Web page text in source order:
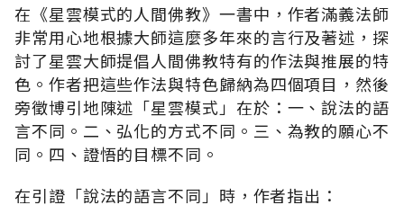
在《星雲模式的人間佛教》一書中，作者滿義法師
非常用心地根據大師這麼多年來的言行及著述，探
討了星雲大師提倡人間佛教特有的作法與推展的特
色。作者把這些作法與特色歸納為四個項目，然後
旁徵博引地陳述「星雲模式」在於：一、說法的語
言不同。二、弘化的方式不同。三、為教的願心不
同。四、證悟的目標不同。
在引證「說法的語言不同」時，作者指出：